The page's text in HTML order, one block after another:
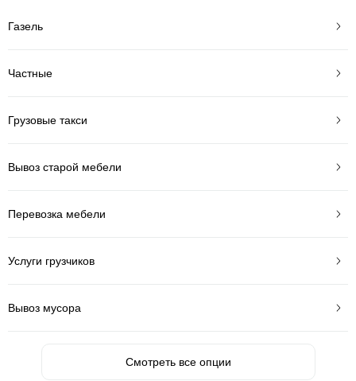
Газель
Частные
Грузовые такси
Вывоз старой мебели
Перевозка мебели
Услуги грузчиков
Вывоз мусора
Смотреть все опции